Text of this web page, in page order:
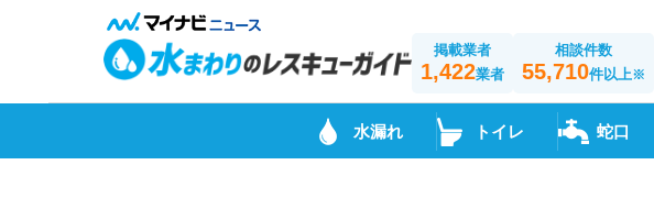
掲載業者
1,422業者
相談件数
55,710件以上※
水漏れ トイレ 蛇口